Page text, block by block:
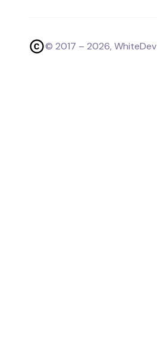
© 2017 – 2026, WhiteDev